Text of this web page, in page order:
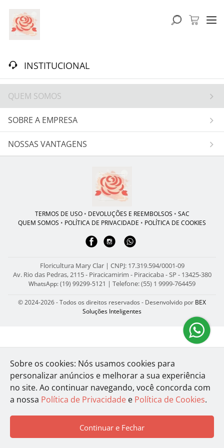
INSTITUCIONAL
QUEM SOMOS
SOBRE A EMPRESA
NOSSAS VANTAGENS
TERMOS DE USO• DEVOLUÇÕES E REEMBOLSOS • SAC
QUEM SOMOS • POLÍTICA DE PRIVACIDADE • POLÍTICA DE COOKIES
Floricultura Mary Clar | CNPJ: 17.319.594/0001-09
Av. Rio das Pedras, 2115 - Piracicamirim - Piracicaba - SP - 13425-380
WhatsApp: (19) 99299-5121 | Telefone: (55) 1 9999-764459
© 2024-2026 - Todos os direitos reservados - Desenvolvido por BEX
Soluções Inteligentes
Sobre os cookies: Nós usamos cookies para
personalizar anúncios e melhorar a sua experiência
no site. Ao continuar navegando, você concorda com
a nossa Política de Privacidade e Política de Cookies.
Continuar e Fechar